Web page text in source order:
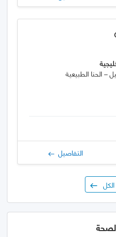
الحنا الطبيعية
التفاصيل